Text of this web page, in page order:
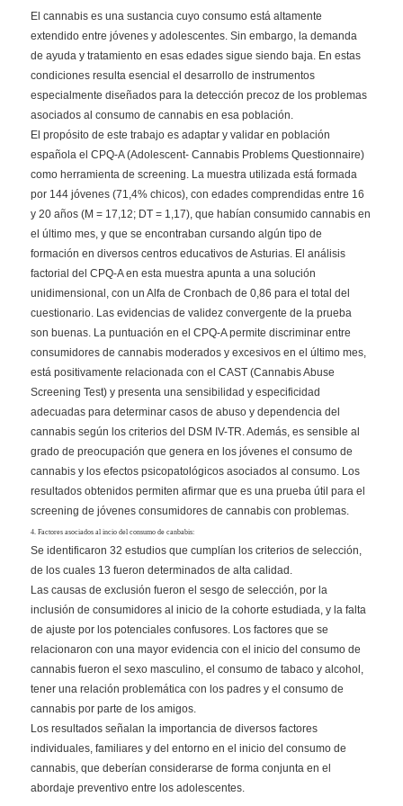
El cannabis es una sustancia cuyo consumo está altamente
extendido entre jóvenes y adolescentes. Sin embargo, la demanda
de ayuda y tratamiento en esas edades sigue siendo baja. En estas
condiciones resulta esencial el desarrollo de instrumentos
especialmente diseñados para la detección precoz de los problemas
asociados al consumo de cannabis en esa población.
El propósito de este trabajo es adaptar y validar en población
española el CPQ-A (Adolescent- Cannabis Problems Questionnaire)
como herramienta de screening. La muestra utilizada está formada
por 144 jóvenes (71,4% chicos), con edades comprendidas entre 16
y 20 años (M = 17,12; DT = 1,17), que habían consumido cannabis en
el último mes, y que se encontraban cursando algún tipo de
formación en diversos centros educativos de Asturias. El análisis
factorial del CPQ-A en esta muestra apunta a una solución
unidimensional, con un Alfa de Cronbach de 0,86 para el total del
cuestionario. Las evidencias de validez convergente de la prueba
son buenas. La puntuación en el CPQ-A permite discriminar entre
consumidores de cannabis moderados y excesivos en el último mes,
está positivamente relacionada con el CAST (Cannabis Abuse
Screening Test) y presenta una sensibilidad y especificidad
adecuadas para determinar casos de abuso y dependencia del
cannabis según los criterios del DSM IV-TR. Además, es sensible al
grado de preocupación que genera en los jóvenes el consumo de
cannabis y los efectos psicopatológicos asociados al consumo. Los
resultados obtenidos permiten afirmar que es una prueba útil para el
screening de jóvenes consumidores de cannabis con problemas.
4. Factores asociados al incio del consumo de canbabis:
Se identificaron 32 estudios que cumplían los criterios de selección,
de los cuales 13 fueron determinados de alta calidad.
Las causas de exclusión fueron el sesgo de selección, por la
inclusión de consumidores al inicio de la cohorte estudiada, y la falta
de ajuste por los potenciales confusores. Los factores que se
relacionaron con una mayor evidencia con el inicio del consumo de
cannabis fueron el sexo masculino, el consumo de tabaco y alcohol,
tener una relación problemática con los padres y el consumo de
cannabis por parte de los amigos.
Los resultados señalan la importancia de diversos factores
individuales, familiares y del entorno en el inicio del consumo de
cannabis, que deberían considerarse de forma conjunta en el
abordaje preventivo entre los adolescentes.